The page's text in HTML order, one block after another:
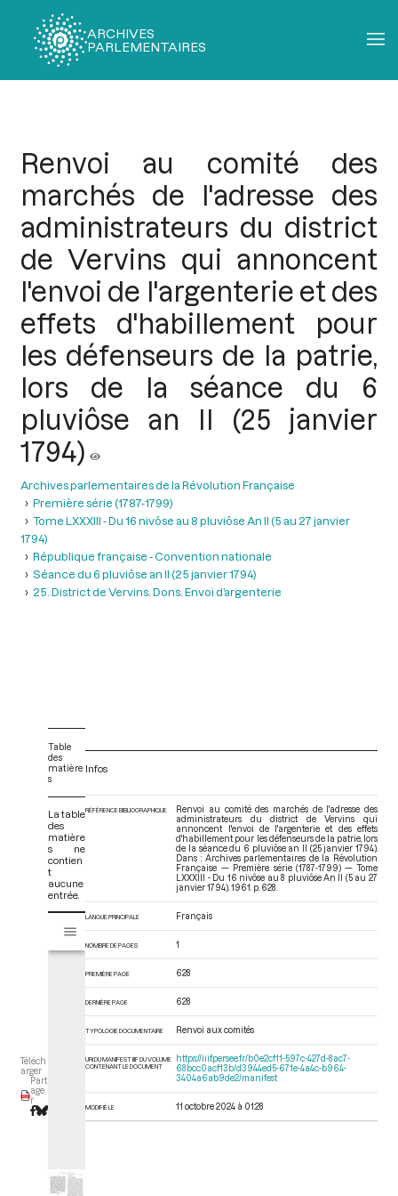
ARCHIVES
PARLEMENTAIRES
Renvoi au comité des
marchés de l'adresse des
administrateurs du district
de Vervins qui annoncent
l'envoi de l'argenterie et des
effets d'habillement pour
les défenseurs de la patrie,
lors de la séance du 6
pluviôse an II (25 janvier
1794)
Archives parlementaires de la Révolution Française
Première série (1787-1799)
Tome LXXXIII - Du 16 nivôse au 8 pluviôse An II (5 au 27 janvier
1794)
République française - Convention nationale
Séance du 6 pluviôse an II (25 janvier 1794)
25. District de Vervins. Dons. Envoi d’argenterie
Téléch
arger
Part
age
r
Table
des
matière
s
La table
des
matière
s ne
contien
t
aucune
entrée.
s
M
d
o
Tome LXXXIII - Du 16 nivôse au 8 pluviôse An II (5 au 27 janvier 1794)
Infos
RÉFÉRENCE BIBLIOGRAPHIQUE
Renvoi au comité des marchés de l'adresse des
administrateurs du district de Vervins qui
annoncent l'envoi de l'argenterie et des effets
d'habillement pour les défenseurs de la patrie, lors
de la séance du 6 pluviôse an II (25 janvier 1794).
Dans : Archives parlementaires de la Révolution
Française — Première série (1787-1799) — Tome
LXXXIII - Du 16 nivôse au 8 pluviôse An II (5 au 27
janvier 1794) . 1961. p. 628.
LANGUE PRINCIPALE Français
NOMBRE DE PAGES 1
PREMIÈRE PAGE 628
DERNIÈRE PAGE 628
TYPOLOGIE DOCUMENTAIRE Renvoi aux comités
URI DU MANIFEST IIIF DU VOLUME
CONTENANT LE DOCUMENT
https://iiif.persee.fr/b0e2cf11-597c-427d-8ac7-
68bcc0acf13b/d3944ed5-671e-4a4c-b964-
3404a6ab9de2/manifest
MODIFIÉ LE 11 octobre 2024 à 01:28